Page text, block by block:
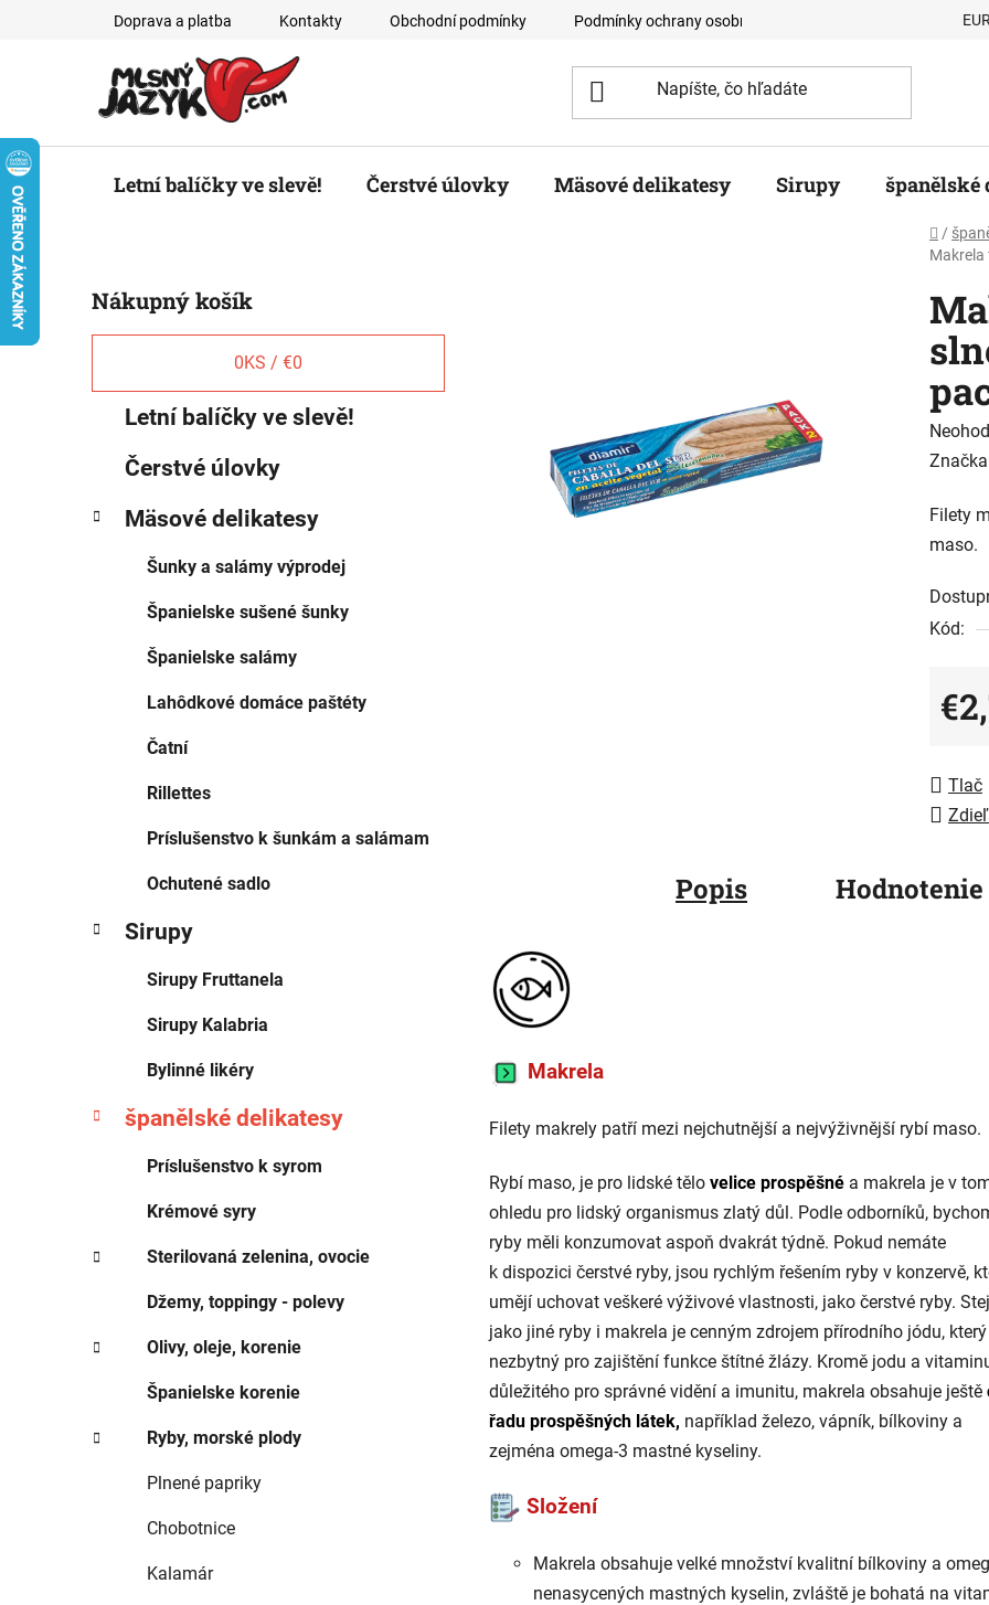
Doprava a platba Kontakty Obchodní podmínky Podmínky ochrany osobních údajů VelkoobchodníEUR
Letní balíčky ve slevě! Čerstvé úlovky Mäsové delikatesy Sirupy španělské
Domov
/
Makrela
o
č
ý
e
Nákupný košík
0KS / €0
kategórie
ó
Letní balíčky ve slevě!
Čerstvé úlovky
Mäsové delikatesy
Šunky a salámy výprodej
Španielske sušené šunky
Španielske salámy
Lahôdkové domáce paštéty
Čatní
Rillettes
Príslušenstvo k šunkám a salámam
Ochutené sadlo
Sirupy
Sirupy Fruttanela
Sirupy Kalabria
Bylinné likéry
španělské delikatesy
Príslušenstvo k syrom
Krémové syry
Sterilovaná zelenina, ovocie
Džemy, toppingy - polevy
Olivy, oleje, korenie
Španielske korenie
Ryby, morské plody
Plnené papriky
Chobotnice
Kalamár
je
0,0
5
Filety
maso.
Kód:
Tlač
Popis Hodnotenie
Makrela
Filety makrely patří mezi nejchutnější a nejvýživnější rybí maso.
Rybí maso, je pro lidské tělo velice prospěšné a makrela je v
ohledu pro lidský organismus zlatý důl. Podle odborníků,
ryby měli konzumovat aspoň dvakrát týdně. Pokud nemáte
k dispozici čerstvé ryby, jsou rychlým řešením ryby v konzervě,
umějí uchovat veškeré výživové vlastnosti, jako čerstvé ryby.
jako jiné ryby i makrela je cenným zdrojem přírodního jódu,
nezbytný pro zajištění funkce štítné žlázy. Kromě jodu a
důležitého pro správné vidění a imunitu, makrela obsahuje ještě
řadu prospěšných látek, například železo, vápník, bílkoviny a
zejména omega-3 mastné kyseliny.
Složení
Makrela obsahuje velké množství kvalitní bílkoviny a
nenasycených mastných kyselin, zvláště je bohatá na